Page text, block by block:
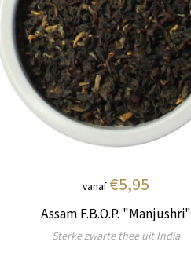
vanaf €5,95
Assam F.B.O.P. "Manjushri"
Sterke zwarte thee uit India